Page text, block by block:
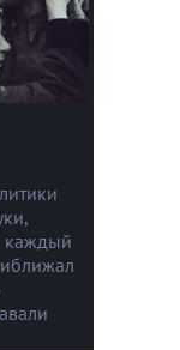
каждый